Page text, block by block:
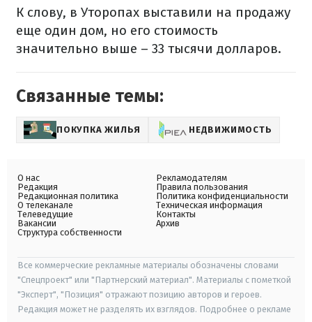
К слову, в Уторопах выставили на продажу
еще один дом, но его стоимость
значительно выше – 33 тысячи долларов.
Связанные темы:
ПОКУПКА ЖИЛЬЯ НЕДВИЖИМОСТЬ
О нас
Редакция
Редакционная политика
О телеканале
Телеведущие
Вакансии
Структура собственности
Рекламодателям
Правила пользования
Политика конфиденциальности
Техническая информация
Контакты
Архив
Все коммерческие рекламные материалы обозначены словами
"Спецпроект" или "Партнерский материал". Материалы с пометкой
"Эксперт", "Позиция" отражают позицию авторов и героев.
Редакция может не разделять их взглядов. Подробнее о рекламе